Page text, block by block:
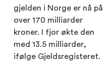
gjelden i Norge er nå på
over 170 milliarder
kroner. I fjor økte den
med 13.5 milliarder,
ifølge Gjeldsregisteret.